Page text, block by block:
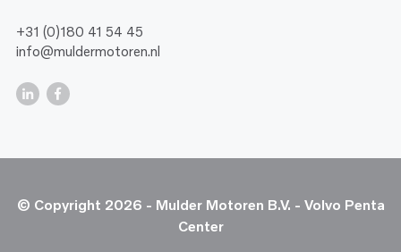
+31 (0)180 41 54 45
info@muldermotoren.nl
© Copyright 2026 - Mulder Motoren B.V. - Volvo Penta
Center